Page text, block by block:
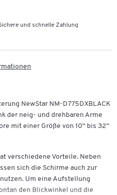
und schnelle Zahlung
NewStar NM-D775DXBLACK
der neig- und drehbaren Arme
mit einer Größe von 10“ bis 32“
verschiedene Vorteile. Neben
sich die Schirme auch zur
Um eine Aufstellung
den Blickwinkel und die